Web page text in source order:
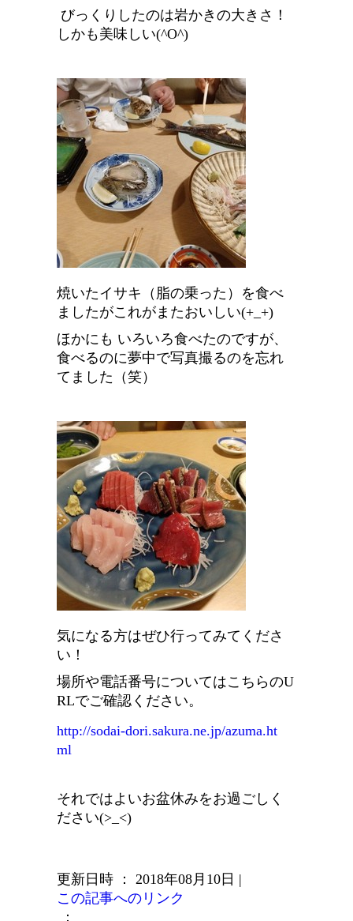
びっくりしたのは岩かきの大きさ！
しかも美味しい(^O^)
焼いたイサキ（脂の乗った）を食べ
ましたがこれがまたおいしい(+_+)
ほかにも いろいろ食べたのですが、
食べるのに夢中で写真撮るのを忘れ
てました（笑）
気になる方はぜひ行ってみてくださ
い！
場所や電話番号についてはこちらのU
RLでご確認ください。
http://sodai-dori.sakura.ne.jp/azuma.ht
ml
それではよいお盆休みをお過ごしく
ださい(>_<)
更新日時 ： 2018年08月10日 |
この記事へのリンク
：